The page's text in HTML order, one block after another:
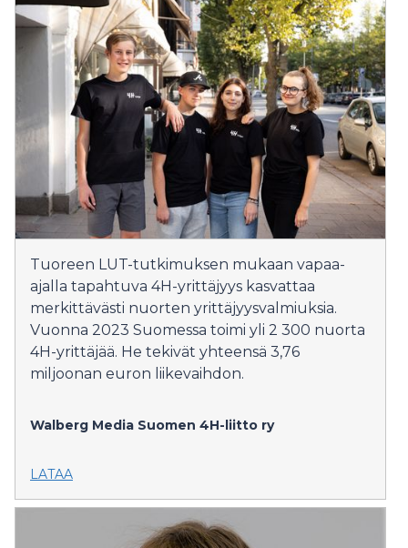
Tuoreen LUT-tutkimuksen mukaan vapaa-
ajalla tapahtuva 4H-yrittäjyys kasvattaa
merkittävästi nuorten yrittäjyysvalmiuksia.
Vuonna 2023 Suomessa toimi yli 2 300 nuorta
4H-yrittäjää. He tekivät yhteensä 3,76
miljoonan euron liikevaihdon.
Walberg Media Suomen 4H-liitto ry
LATAA